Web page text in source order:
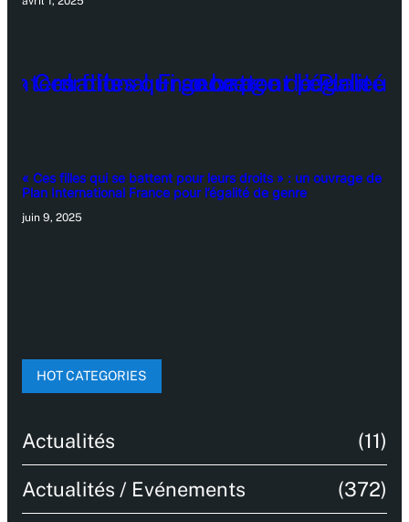
« Ces filles qui se battent pour leurs droits » : un ouvrage de
Plan International France pour l’égalité de genre
juin 9, 2025
HOT CATEGORIES
Actualités (11)
Actualités / Evénements (372)